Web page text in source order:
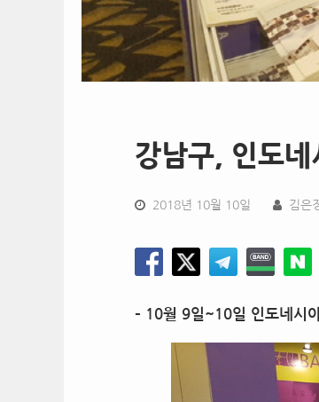
강남구, 인도네
2018년 10월 10일 김은
– 10월 9일~10일 인도네시